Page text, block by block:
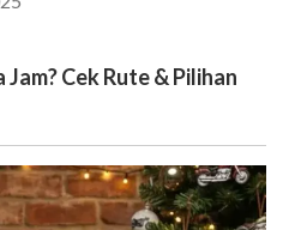
Cek Rute & Pilihan